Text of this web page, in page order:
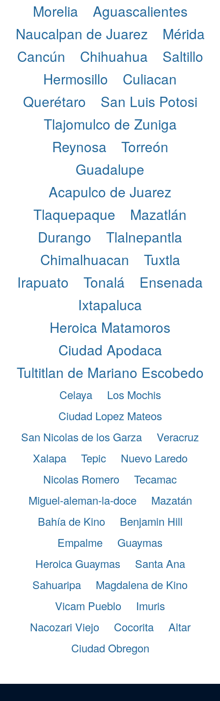
Morelia
Aguascalientes
Naucalpan de Juarez
Mérida
Cancún
Chihuahua
Saltillo
Hermosillo
Culiacan
Querétaro
San Luis Potosi
Tlajomulco de Zuniga
Reynosa
Torreón
Guadalupe
Acapulco de Juarez
Tlaquepaque
Mazatlán
Durango
Tlalnepantla
Chimalhuacan
Tuxtla
Irapuato
Tonalá
Ensenada
Ixtapaluca
Heroica Matamoros
Ciudad Apodaca
Tultitlan de Mariano Escobedo
Celaya
Los Mochis
Ciudad Lopez Mateos
San Nicolas de los Garza
Veracruz
Xalapa
Tepic
Nuevo Laredo
Nicolas Romero
Tecamac
Miguel-aleman-la-doce
Mazatán
Bahía de Kino
Benjamin Hill
Empalme
Guaymas
Heroica Guaymas
Santa Ana
Sahuaripa
Magdalena de Kino
Vicam Pueblo
Imuris
Nacozari Viejo
Cocorita
Altar
Ciudad Obregon